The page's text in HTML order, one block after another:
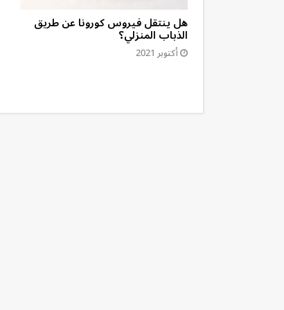
هل ينتقل فيروس كورونا عن طريق
الذباب المنزلي؟
أكتوبر 2021